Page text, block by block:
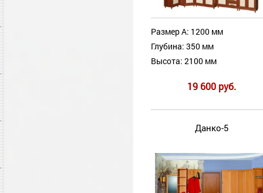
Размер А: 1200 мм
Глубина: 350 мм
Высота: 2100 мм
19 600 руб.
Данко-5